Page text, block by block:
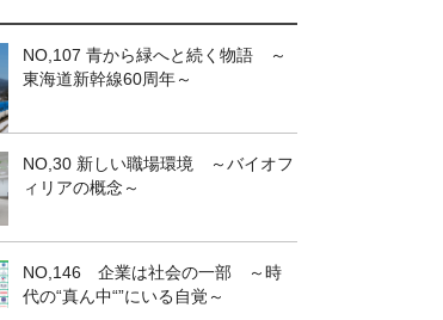
NO,107 青から緑へと続く物語 ～
東海道新幹線60周年～
NO,30 新しい職場環境 ～バイオフ
ィリアの概念～
NO,146 企業は社会の一部 ～時
代の“真ん中“”にいる自覚～